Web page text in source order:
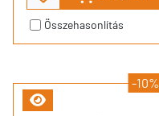
Összehasonlítás
-10%